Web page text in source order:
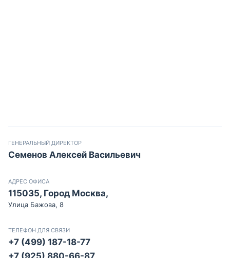
ГЕНЕРАЛЬНЫЙ ДИРЕКТОР
Семенов Алексей Васильевич
АДРЕС ОФИСА
115035, Город Москва,
Улица Бажова, 8
ТЕЛЕФОН ДЛЯ СВЯЗИ
+7 (499) 187-18-77
+7 (925) 880-66-87